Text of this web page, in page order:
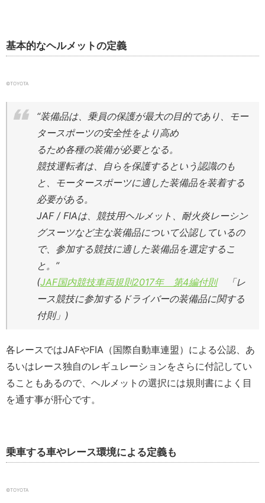
基本的なヘルメットの定義
©TOYOTA
“装備品は、乗員の保護が最大の目的であり、モー
タースポーツの安全性をより高め
るため各種の装備が必要となる。
競技運転者は、自らを保護するという認識のも
と、モータースポーツに適した装備品を装着する
必要がある。
JAF / FIAは、競技用ヘルメット、耐火炎レーシン
グスーツなど主な装備品について公認しているの
で、参加する競技に適した装備品を選定するこ
と。”
(JAF国内競技車両規則2017年 第4編付則「レ
ース競技に参加するドライバーの装備品に関する
付則」)
各レースではJAFやFIA（国際自動車連盟）による公認、あ
るいはレース独自のレギュレーションをさらに付記してい
ることもあるので、ヘルメットの選択には規則書によく目
を通す事が肝心です。
乗車する車やレース環境による定義も
©TOYOTA